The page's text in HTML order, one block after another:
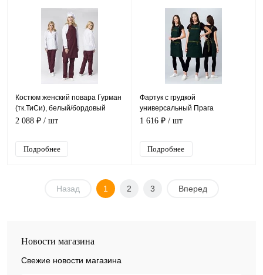
Костюм женский повара Гурман
(тк.ТиСи), белый/бордовый
2 088 ₽ / шт
Подробнее
Фартук с грудкой
универсальный Прага
(тк.Форвард,210), хаки (023)
1 616 ₽ / шт
Подробнее
Назад 1 2 3 Вперед
Новости магазина
Свежие новости магазина